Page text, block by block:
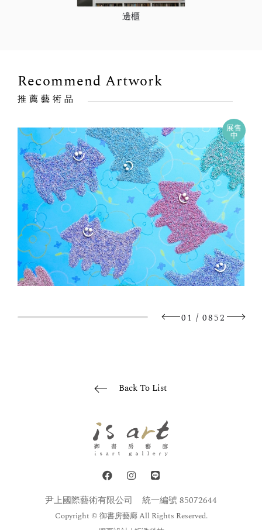
邊櫃
Recommend Artwork
推薦藝術品
展售
中
01 / 0852
Back To List
尹上國際藝術有限公司 統一編號 85072644
Copyright © 御書房藝廊 All Rights Reserved.